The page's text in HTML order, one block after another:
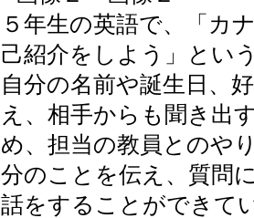
５年生の英語で、「カ
己紹介をしよう」とい
自分の名前や誕生日、
え、相手からも聞き出
め、担当の教員とのや
分のことを伝え、質問
話をすることができて